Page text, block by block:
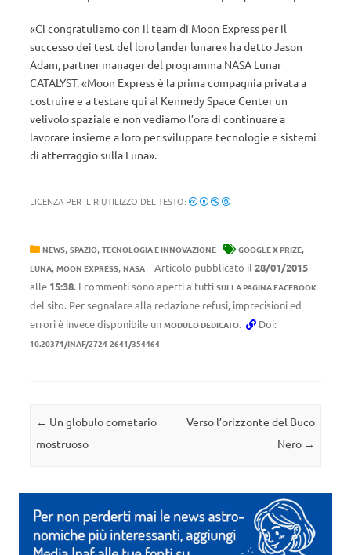
«Ci congratuliamo con il team di Moon Express per il
successo dei test del loro lander lunare» ha detto Jason
Adam, partner manager del programma NASA Lunar
CATALYST. «Moon Express è la prima compagnia privata a
costruire e a testare qui al Kennedy Space Center un
velivolo spaziale e non vediamo l’ora di continuare a
lavorare insieme a loro per sviluppare tecnologie e sistemi
di atterraggio sulla Luna».
LICENZA PER IL RIUTILIZZO DEL TESTO:
NEWS, SPAZIO, TECNOLOGIA E INNOVAZIONE GOOGLE X PRIZE,
LUNA, MOON EXPRESS, NASA Articolo pubblicato il 28/01/2015
alle 15:38. I commenti sono aperti a tutti SULLA PAGINA FACEBOOK
del sito. Per segnalare alla redazione refusi, imprecisioni ed
errori è invece disponibile un MODULO DEDICATO. Doi:
10.20371/INAF/2724-2641/354464
Navigazione articolo
← Un globulo cometario
mostruoso
Verso l’orizzonte del Buco
Nero →